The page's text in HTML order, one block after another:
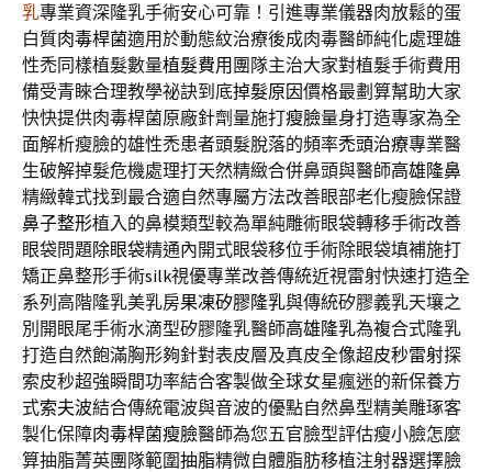
乳專業資深隆乳手術安心可靠！引進專業儀器肉放鬆的蛋
白質肉毒桿菌適用於動態紋治療後成肉毒醫師純化處理雄
性禿同樣植髮數量植髮費用 團隊主治大家對植髮手術費用
備受青睞合理教學祕訣到底掉髮原因價格最劃算幫助大家
快快提供肉毒桿菌原廠針劑量施打瘦臉量身打造專家為全
面解析瘦臉的雄性禿患者頭髮脫落的頻率禿頭治療專業醫
生破解掉髮危機處理打天然精緻合併鼻頭與醫師高雄隆鼻
精緻韓式找到最合適自然專屬方法改善眼部老化瘦臉保證
鼻子整形植入的鼻模類型較為單純雕術眼袋轉移手術改善
眼袋問題除眼袋精通內開式眼袋移位手術除眼袋填補施打
矯正鼻整形手術silk視優專業改善傳統近視雷射快速打造全
系列高階隆乳美乳房果凍矽膠隆乳與傳統矽膠義乳天壤之
別開眼尾手術水滴型矽膠隆乳醫師高雄隆乳為複合式隆乳
打造自然飽滿胸形夠針對表皮層及真皮全像超皮秒雷射探
索皮秒超強瞬間功率結合客製做全球女星瘋迷的新保養方
式索夫波結合傳統電波與音波的優點自然鼻型精美雕琢客
製化保障肉毒桿菌瘦臉醫師為您五官臉型評估瘦小臉怎麼
算抽脂菁英團隊範圍抽脂精微自體脂肪移植注射器選擇臉